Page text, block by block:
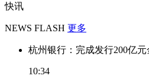
快讯
NEWS FLASH 更多
杭州银行：完成发行200亿元
10:34